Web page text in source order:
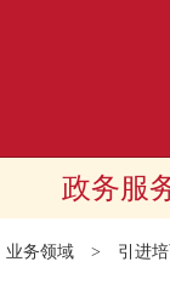
政务服
业务领域 > 引进